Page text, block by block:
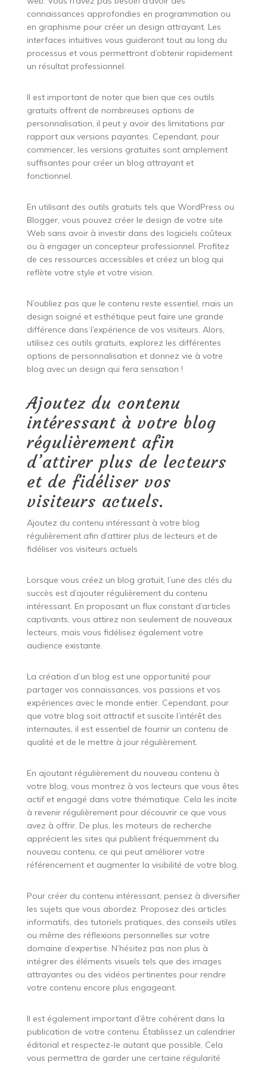
connaissances approfondies en programmation ou
en graphisme pour créer un design attrayant. Les
interfaces intuitives vous guideront tout au long du
processus et vous permettront d’obtenir rapidement
un résultat professionnel.
Il est important de noter que bien que ces outils
gratuits offrent de nombreuses options de
personnalisation, il peut y avoir des limitations par
rapport aux versions payantes. Cependant, pour
commencer, les versions gratuites sont amplement
suffisantes pour créer un blog attrayant et
fonctionnel.
En utilisant des outils gratuits tels que WordPress ou
Blogger, vous pouvez créer le design de votre site
Web sans avoir à investir dans des logiciels coûteux
ou à engager un concepteur professionnel. Profitez
de ces ressources accessibles et créez un blog qui
reflète votre style et votre vision.
N’oubliez pas que le contenu reste essentiel, mais un
design soigné et esthétique peut faire une grande
différence dans l’expérience de vos visiteurs. Alors,
utilisez ces outils gratuits, explorez les différentes
options de personnalisation et donnez vie à votre
blog avec un design qui fera sensation !
Ajoutez du contenu
intéressant à votre blog
régulièrement afin
d’attirer plus de lecteurs
et de fidéliser vos
visiteurs actuels.
Ajoutez du contenu intéressant à votre blog
régulièrement afin d’attirer plus de lecteurs et de
fidéliser vos visiteurs actuels
Lorsque vous créez un blog gratuit, l’une des clés du
succès est d’ajouter régulièrement du contenu
intéressant. En proposant un flux constant d’articles
captivants, vous attirez non seulement de nouveaux
lecteurs, mais vous fidélisez également votre
audience existante.
La création d’un blog est une opportunité pour
partager vos connaissances, vos passions et vos
expériences avec le monde entier. Cependant, pour
que votre blog soit attractif et suscite l’intérêt des
internautes, il est essentiel de fournir un contenu de
qualité et de le mettre à jour régulièrement.
En ajoutant régulièrement du nouveau contenu à
votre blog, vous montrez à vos lecteurs que vous êtes
actif et engagé dans votre thématique. Cela les incite
à revenir régulièrement pour découvrir ce que vous
avez à offrir. De plus, les moteurs de recherche
apprécient les sites qui publient fréquemment du
nouveau contenu, ce qui peut améliorer votre
référencement et augmenter la visibilité de votre blog.
Pour créer du contenu intéressant, pensez à diversifier
les sujets que vous abordez. Proposez des articles
informatifs, des tutoriels pratiques, des conseils utiles
ou même des réflexions personnelles sur votre
domaine d’expertise. N’hésitez pas non plus à
intégrer des éléments visuels tels que des images
attrayantes ou des vidéos pertinentes pour rendre
votre contenu encore plus engageant.
Il est également important d’être cohérent dans la
publication de votre contenu. Établissez un calendrier
éditorial et respectez-le autant que possible. Cela
vous permettra de garder une certaine régularité